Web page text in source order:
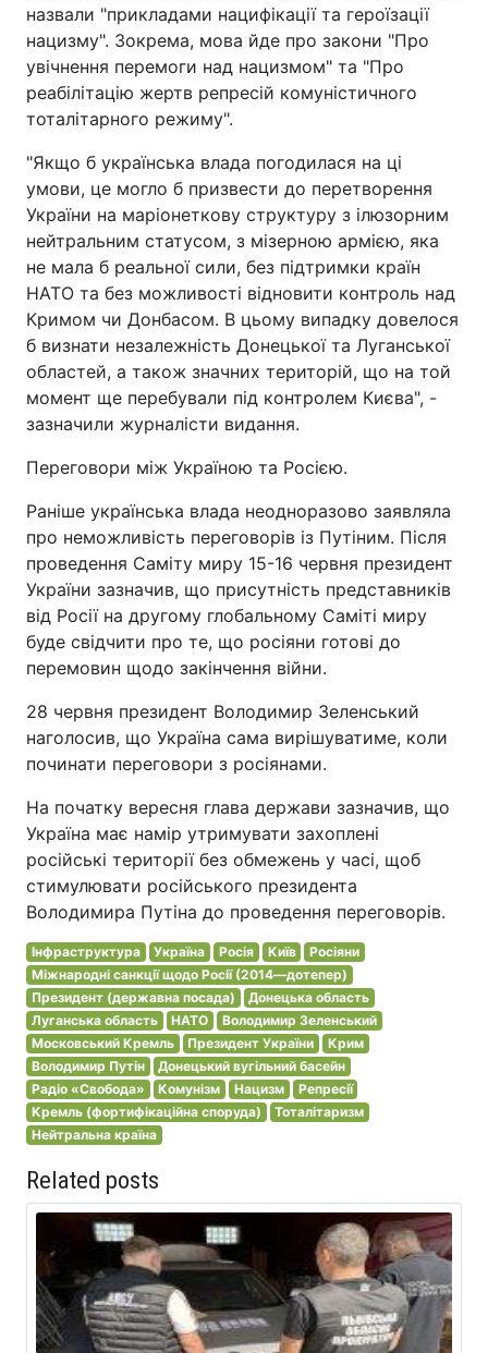
назвали "прикладами нацифікації та героїзації
нацизму". Зокрема, мова йде про закони "Про
увічнення перемоги над нацизмом" та "Про
реабілітацію жертв репресій комуністичного
тоталітарного режиму".
"Якщо б українська влада погодилася на ці
умови, це могло б призвести до перетворення
України на маріонеткову структуру з ілюзорним
нейтральним статусом, з мізерною армією, яка
не мала б реальної сили, без підтримки країн
НАТО та без можливості відновити контроль над
Кримом чи Донбасом. В цьому випадку довелося
б визнати незалежність Донецької та Луганської
областей, а також значних територій, що на той
момент ще перебували під контролем Києва", -
зазначили журналісти видання.
Переговори між Україною та Росією.
Раніше українська влада неодноразово заявляла
про неможливість переговорів із Путіним. Після
проведення Саміту миру 15-16 червня президент
України зазначив, що присутність представників
від Росії на другому глобальному Саміті миру
буде свідчити про те, що росіяни готові до
перемовин щодо закінчення війни.
28 червня президент Володимир Зеленський
наголосив, що Україна сама вирішуватиме, коли
починати переговори з росіянами.
На початку вересня глава держави зазначив, що
Україна має намір утримувати захоплені
російські території без обмежень у часі, щоб
стимулювати російського президента
Володимира Путіна до проведення переговорів.
Інфраструктура Україна Росія Київ
Росіяни
Міжнародні санкції щодо Росії (2014—дотепер)
Президент (державна посада)
Донецька область
Луганська область
НАТО
Володимир Зеленський
Московський Кремль
Президент України
Крим
Володимир Путін
Донецький вугільний басейн
Радіо «Свобода»
Комунізм Нацизм
Репресії
Кремль (фортифікаційна споруда)
Тоталітаризм
Нейтральна країна
Related posts